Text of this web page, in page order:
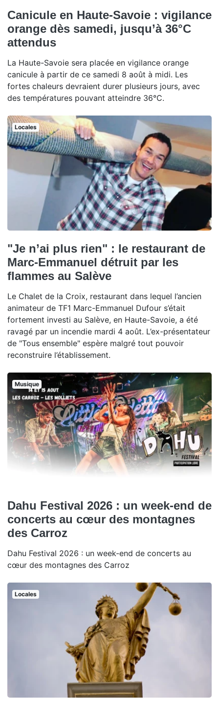
Canicule en Haute-Savoie : vigilance
orange dès samedi, jusqu’à 36°C
attendus
La Haute-Savoie sera placée en vigilance orange
canicule à partir de ce samedi 8 août à midi. Les
fortes chaleurs devraient durer plusieurs jours, avec
des températures pouvant atteindre 36°C.
Locales
"Je n’ai plus rien" : le restaurant de
Marc-Emmanuel détruit par les
flammes au Salève
Le Chalet de la Croix, restaurant dans lequel l’ancien
animateur de TF1 Marc-Emmanuel Dufour s’était
fortement investi au Salève, en Haute-Savoie, a été
ravagé par un incendie mardi 4 août. L’ex-présentateur
de "Tous ensemble" espère malgré tout pouvoir
reconstruire l’établissement.
Musique
Dahu Festival 2026 : un week-end de
concerts au cœur des montagnes
des Carroz
Dahu Festival 2026 : un week-end de concerts au
cœur des montagnes des Carroz
Locales